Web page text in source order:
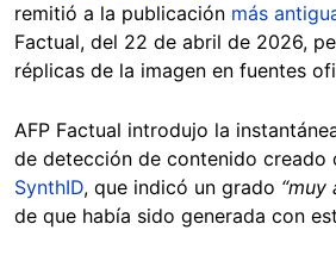
remitió a la publicación más
Factual, del 22 de abril de 2026,
réplicas de la imagen en fuentes
AFP Factual introdujo la
de detección de contenido creado
SynthID, que indicó un grado “muy
de que había sido generada con